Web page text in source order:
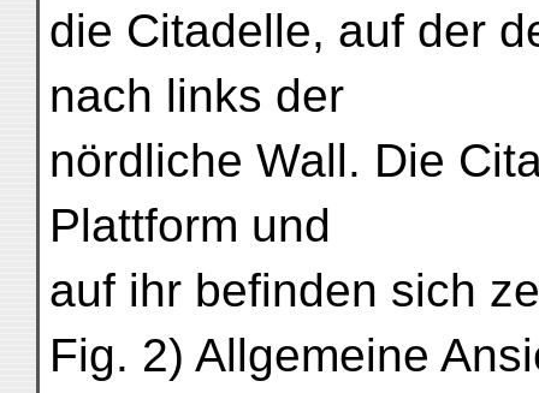
die Citadelle, auf der
nach links der
nördliche Wall. Die
Plattform und
auf ihr befinden sich
Fig. 2) Allgemeine